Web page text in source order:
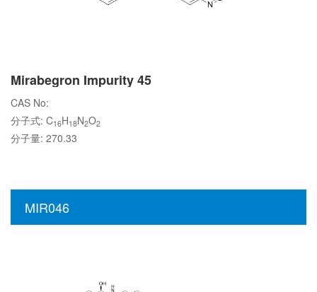
Mirabegron Impurity 45
CAS No:
分子式: C16H18N2O2
分子量: 270.33
MIR046